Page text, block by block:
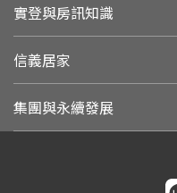
實登與房訊知識
信義居家
集團與永續發展